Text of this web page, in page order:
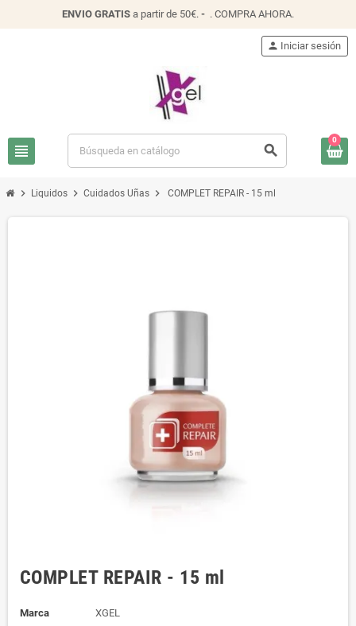
ENVIO GRATIS a partir de 50€. - . COMPRA AHORA.
view_headline search
person Iniciar sesión
0
chevron_right Liquidos chevron_right Cuidados Uñas chevron_right COMPLET REPAIR - 15 ml
COMPLET REPAIR - 15 ml
Marca XGEL